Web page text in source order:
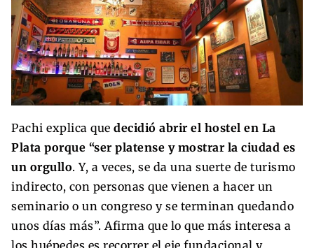
Pachi explica que decidió abrir el hostel en La
Plata porque “ser platense y mostrar la ciudad es
un orgullo. Y, a veces, se da una suerte de turismo
indirecto, con personas que vienen a hacer un
seminario o un congreso y se terminan quedando
unos días más”. Afirma que lo que más interesa a